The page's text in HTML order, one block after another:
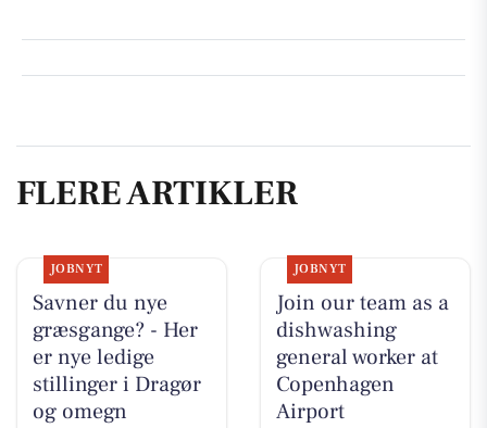
FLERE ARTIKLER
JOBNYT
Savner du nye
græsgange? - Her
er nye ledige
stillinger i Dragør
og omegn
JOBNYT
Join our team as a
dishwashing
general worker at
Copenhagen
Airport